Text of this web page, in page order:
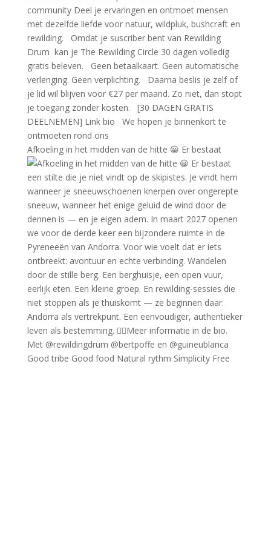
Afkoeling in het midden van de hitte 😀 Er bestaat
Good tribe Good food Natural rythm Simplicity Free